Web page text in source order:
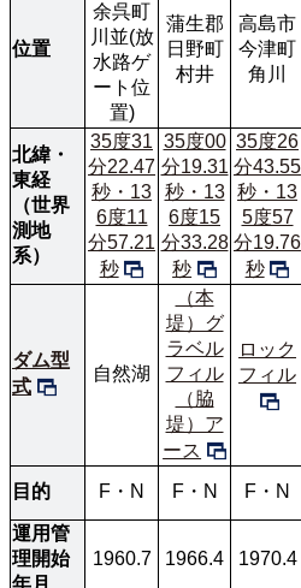
位置
余呉町
川並(放
水路ゲ
ート位
置)
蒲生郡
日野町
村井
高島市
今津町
角川
北緯・
東経
（世界
測地
系）
35度31
分22.47
秒・13
6度11
分57.21
秒
35度00
分19.31
秒・13
6度15
分33.28
秒
35度26
分43.55
秒・13
5度57
分19.76
秒
ダム型
式
自然湖
（本
堤）グ
ラベル
フィル
（脇
堤）ア
ース
ロック
フィル
目的 F・N F・N F・N
運用管
理開始
年月
1960.7 1966.4 1970.4